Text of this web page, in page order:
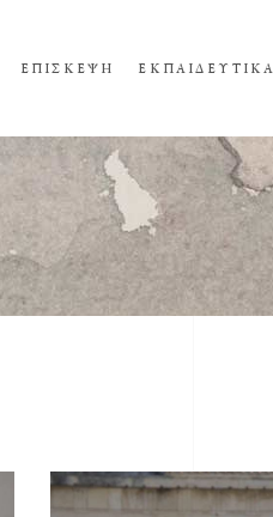
ΕΠΙΣΚΕΨΗ ΕΚΠΑΙΔΕΥΤΙΚΑ